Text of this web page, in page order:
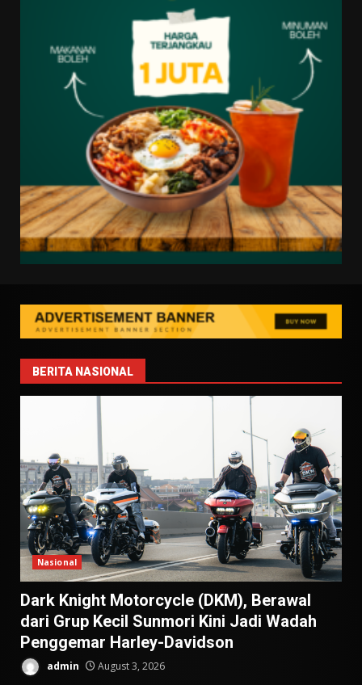
BERITA NASIONAL
Nasional
Dark Knight Motorcycle (DKM), Berawal
dari Grup Kecil Sunmori Kini Jadi Wadah
Penggemar Harley-Davidson
admin August 3, 2026